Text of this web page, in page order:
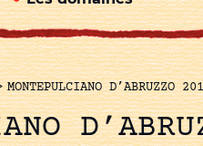
MONTEPULCIANO D’ABRUZZO